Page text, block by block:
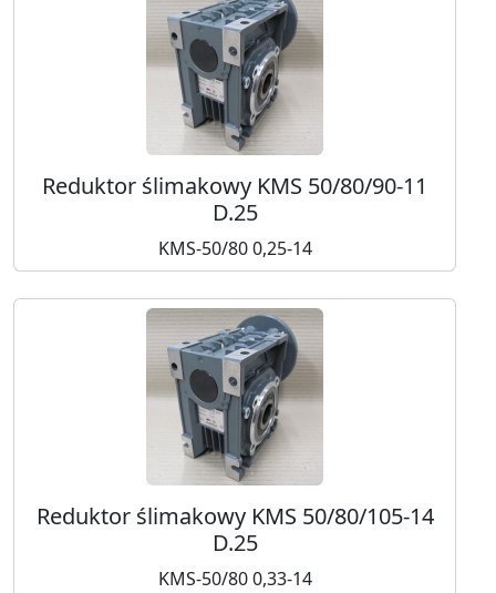
Reduktor ślimakowy KMS 50/80/90-11
D.25
KMS-50/80 0,25-14
Reduktor ślimakowy KMS 50/80/105-14
D.25
KMS-50/80 0,33-14